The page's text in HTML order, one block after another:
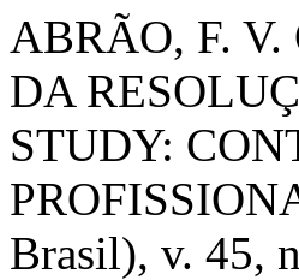
ABRÃO, F.
DA
STUDY:
Brasil), v. 45,